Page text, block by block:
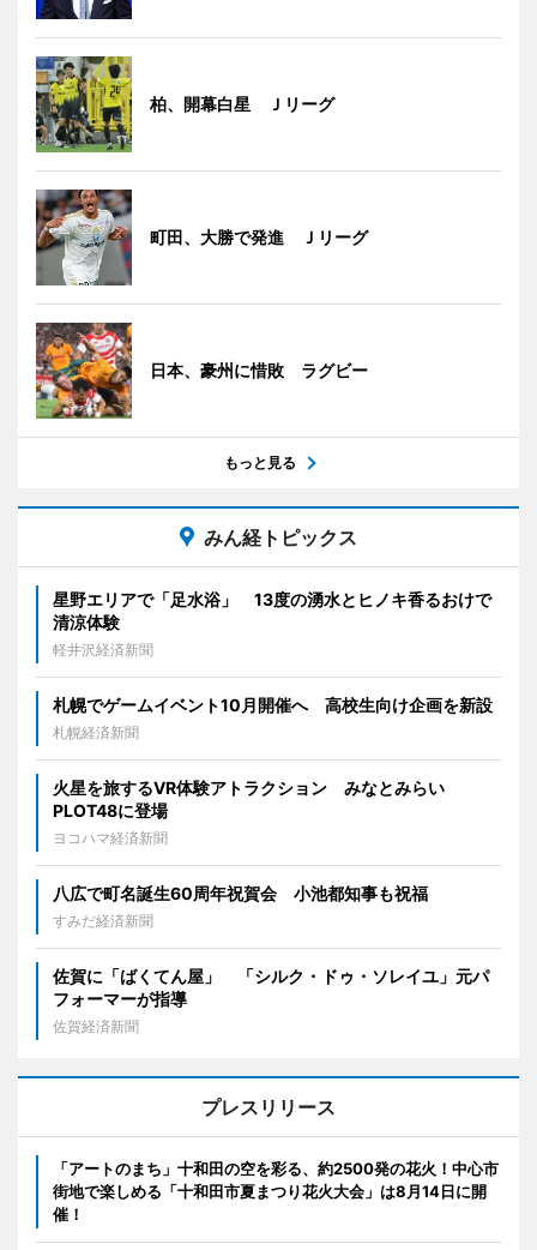
柏、開幕白星 Ｊリーグ
町田、大勝で発進 Ｊリーグ
日本、豪州に惜敗 ラグビー
もっと見る
みん経トピックス
星野エリアで「足水浴」 13度の湧水とヒノキ香るおけで
清涼体験
軽井沢経済新聞
札幌でゲームイベント10月開催へ 高校生向け企画を新設
札幌経済新聞
火星を旅するVR体験アトラクション みなとみらい
PLOT48に登場
ヨコハマ経済新聞
八広で町名誕生60周年祝賀会 小池都知事も祝福
すみだ経済新聞
佐賀に「ばくてん屋」 「シルク・ドゥ・ソレイユ」元パ
フォーマーが指導
佐賀経済新聞
プレスリリース
「アートのまち」十和田の空を彩る、約2500発の花火！中心市
街地で楽しめる「十和田市夏まつり花火大会」は8月14日に開
催！